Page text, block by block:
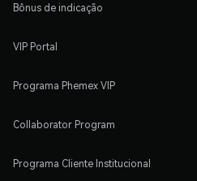
Bônus de indicação
VIP Portal
Programa Phemex VIP
Collaborator Program
Programa Cliente Institucional